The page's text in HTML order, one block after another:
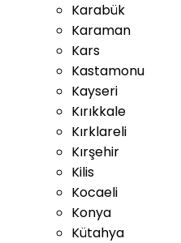
Karabük
Karaman
Kars
Kastamonu
Kayseri
Kırıkkale
Kırklareli
Kırşehir
Kilis
Kocaeli
Konya
Kütahya